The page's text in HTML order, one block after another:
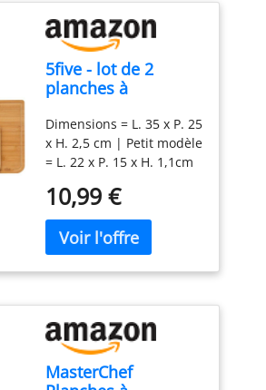
5five - lot de 2
planches à
Dimensions = L. 35 x P. 25
x H. 2,5 cm | Petit modèle
= L. 22 x P. 15 x H. 1,1cm
P. 25 x H. 1,4cm | Poids =
1.054 kg | Matière de la
structure: Bambou
10,99 €
MasterChef